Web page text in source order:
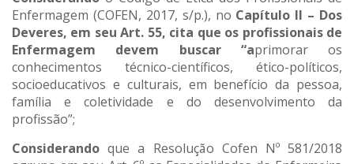
Enfermagem (COFEN, 2017, s/p.), no Capítulo II – Dos
Deveres, em seu Art. 55, cita que os profissionais de
Enfermagem devem buscar “aprimorar os
conhecimentos técnico-científicos, ético-políticos,
socioeducativos e culturais, em benefício da pessoa,
família e coletividade e do desenvolvimento da
profissão”;
Considerando que a Resolução Cofen Nº 581/2018